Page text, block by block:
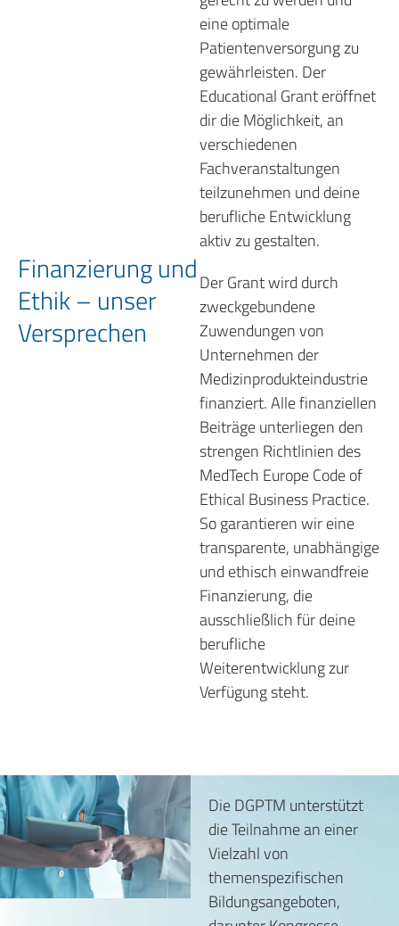
eine optimale
Patientenversorgung zu
gewährleisten. Der
Educational Grant eröffnet
dir die Möglichkeit, an
verschiedenen
Fachveranstaltungen
teilzunehmen und deine
berufliche Entwicklung
aktiv zu gestalten.
Finanzierung und
Ethik – unser
Versprechen
Der Grant wird durch
zweckgebundene
Zuwendungen von
Unternehmen der
Medizinprodukteindustrie
finanziert. Alle finanziellen
Beiträge unterliegen den
strengen Richtlinien des
MedTech Europe Code of
Ethical Business Practice.
So garantieren wir eine
transparente, unabhängige
und ethisch einwandfreie
Finanzierung, die
ausschließlich für deine
berufliche
Weiterentwicklung zur
Verfügung steht.
Die DGPTM unterstützt
die Teilnahme an einer
Vielzahl von
themenspezifischen
Bildungsangeboten,